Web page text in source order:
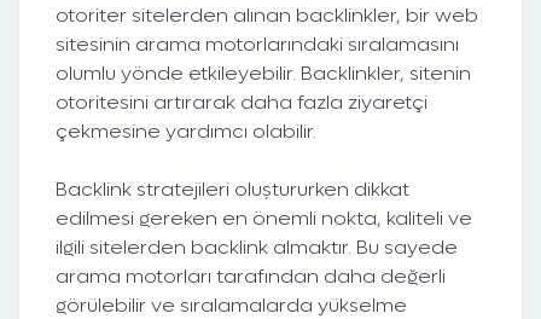
otoriter sitelerden alınan backlinkler, bir web
sitesinin arama motorlarındaki sıralamasını
olumlu yönde etkileyebilir. Backlinkler, sitenin
otoritesini artırarak daha fazla ziyaretçi
çekmesine yardımcı olabilir.
Backlink stratejileri oluştururken dikkat
edilmesi gereken en önemli nokta, kaliteli ve
ilgili sitelerden backlink almaktır. Bu sayede
arama motorları tarafından daha değerli
görülebilir ve sıralamalarda yükselme